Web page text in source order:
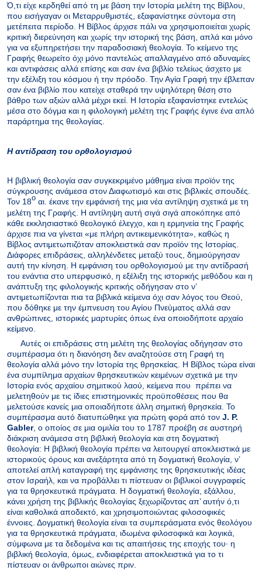
Ό,τι είχε κερδηθεί από τη με βάση την Ιστορία μελέτη της Βίβλου,
που εισήγαγαν οι Μεταρρυθμιστές, εξαφανίστηκε σύντομα στη
μετέπειτα περίοδο. Η Βίβλος άρχισε πάλι να χρησιμοποιείται χωρίς
κριτική διερεύνηση και χωρίς την ιστορική της βάση, απλά και μόνο
για να εξυπηρετήσει την παραδοσιακή θεολογία. Το κείμενο της
Γραφής θεωρείτο όχι μόνο παντελώς απαλλαγμένο από αδυναμίες
και αντιφάσεις αλλά επίσης και σαν ένα βιβλίο τελείως άσχετο με
την εξέλιξη του κόσμου ή την πρόοδο. Την Αγία Γραφή την έβλεπαν
σαν ένα βιβλίο που κατείχε σταθερά την υψηλότερη θέση στο
βάθρο των αξιών αλλά μέχρι εκεί. Η Ιστορία εξαφανίστηκε εντελώς
μέσα στο δόγμα και η φιλολογική μελέτη της Γραφής έγινε ένα απλό
παράρτημα της θεολογίας.
Η αντίδραση του ορθολογισμού
Η βιβλική θεολογία σαν συγκεκριμένο μάθημα είναι προϊόν της
σύγκρουσης ανάμεσα στον Διαφωτισμό και στις βιβλικές σπουδές.
Τον 18ο αι. έκανε την εμφάνισή της μια νέα αντίληψη σχετικά με τη
μελέτη της Γραφής. Η αντίληψη αυτή σιγά σιγά αποκόπηκε από
κάθε εκκλησιαστικό θεολογικό έλεγχο, και η ερμηνεία της Γραφής
άρχισε πια να γίνεται «με πλήρη αντικειμενικότητα», καθώς η
Βίβλος αντιμετωπιζόταν αποκλειστικά σαν προϊόν της Ιστορίας.
Διάφορες επιδράσεις, αλληλένδετες μεταξύ τους, δημιούργησαν
αυτή την κίνηση. Η εμφάνιση του ορθολογισμού με την αντίδρασή
του ενάντια στο υπερφυσικό, η εξέλιξη της ιστορικής μεθόδου και η
ανάπτυξη της φιλολογικής κριτικής οδήγησαν στο ν’
αντιμετωπίζονται πια τα βιβλικά κείμενα όχι σαν λόγος του Θεού,
που δόθηκε με την έμπνευση του Αγίου Πνεύματος αλλά σαν
ανθρώπινες, ιστορικές μαρτυρίες όπως ένα οποιοδήποτε αρχαίο
κείμενο.
Αυτές οι επιδράσεις στη μελέτη της θεολογίας οδήγησαν στο
συμπέρασμα ότι η διανόηση δεν αναζητούσε στη Γραφή τη
θεολογία αλλά μόνο την Ιστορία της θρησκείας. Η Βίβλος τώρα είναι
ένα συμπίλημα αρχαίων θρησκευτικών κειμένων σχετικά με την
Ιστορία ενός αρχαίου σημιτικού λαού, κείμενα που πρέπει να
μελετηθούν με τις ίδιες επιστημονικές προϋποθέσεις που θα
μελετούσε κανείς μια οποιαδήποτε άλλη σημιτική θρησκεία. Το
συμπέρασμα αυτό διατυπώθηκε για πρώτη φορά από τον J. P.
Gabler, ο οποίος σε μια ομιλία του το 1787 προέβη σε αυστηρή
διάκριση ανάμεσα στη βιβλική θεολογία και στη δογματική
θεολογία: Η βιβλική θεολογία πρέπει να λειτουργεί αποκλειστικά με
ιστορικούς όρους και ανεξάρτητα από τη δογματική θεολογία, ν’
αποτελεί απλή καταγραφή της εμφάνισης της θρησκευτικής ιδέας
στον Ισραήλ, και να προβάλλει τι πίστευαν οι βιβλικοί συγγραφείς
για τα θρησκευτικά πράγματα. Η δογματική θεολογία, εξάλλου,
κάνει χρήση της βιβλικής θεολογίας ξεχωρίζοντας απ’ αυτήν ό,τι
είναι καθολικά αποδεκτό, και χρησιμοποιώντας φιλοσοφικές
έννοιες. Δογματική θεολογία είναι τα συμπεράσματα ενός θεολόγου
για τα θρησκευτικά πράγματα, ιδωμένα φιλοσοφικά και λογικά,
σύμφωνα με τα δεδομένα και τις απαιτήσεις της εποχής του· η
βιβλική θεολογία, όμως, ενδιαφέρεται αποκλειστικά για το τι
πίστευαν οι άνθρωποι αιώνες πριν.